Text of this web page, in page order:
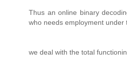
Thus an online binary
who needs employment under
we deal with the total